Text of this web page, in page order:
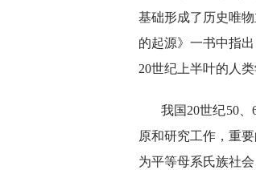
基础形成了历史唯
的起源》一书中指
20世纪上半叶的人
我国20世纪50
原和研究工作，重
为平等母系氏族社